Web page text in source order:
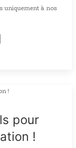
uniquement à nos
pour
!